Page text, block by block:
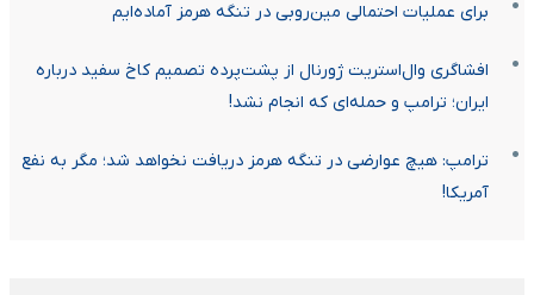
برای عملیات احتمالی مین‌روبی در تنگه هرمز آماده‌ایم
افشاگری وال‌استریت ژورنال از پشت‌پرده تصمیم کاخ سفید درباره
ایران؛ ترامپ و حمله‌ای که انجام نشد!
ترامپ: هیچ عوارضی در تنگه هرمز دریافت نخواهد شد؛ مگر به نفع
آمریکا!